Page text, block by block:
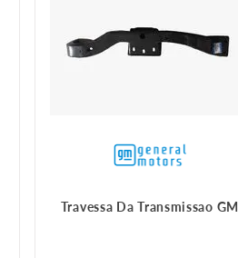
Travessa Da Transmissao GM